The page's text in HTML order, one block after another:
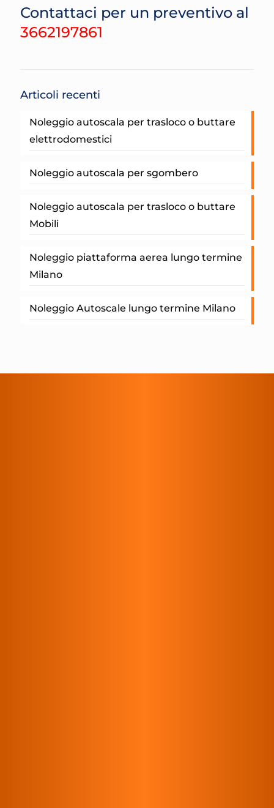
Contattaci per un preventivo al
3662197861
Articoli recenti
Noleggio autoscala per trasloco o buttare
elettrodomestici
Noleggio autoscala per sgombero
Noleggio autoscala per trasloco o buttare
Mobili
Noleggio piattaforma aerea lungo termine
Milano
Noleggio Autoscale lungo termine Milano